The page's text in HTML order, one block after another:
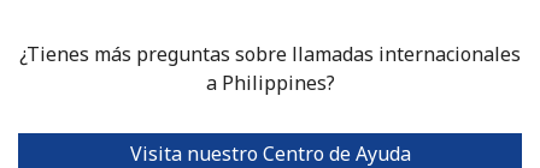
Puerto Rico
country
¿Tienes más preguntas sobre llamadas internacionales
a Philippines?
Visita nuestro Centro de Ayuda